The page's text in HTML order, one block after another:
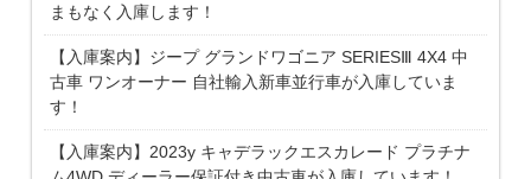
まもなく入庫します！
【入庫案内】ジープ グランドワゴニア SERIESⅢ 4X4 中
古車 ワンオーナー 自社輸入新車並行車が入庫していま
す！
【入庫案内】2023y キャデラックエスカレード プラチナ